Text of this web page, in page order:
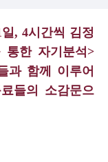
게
게
, 4시간씩 김정
통한 자기분석>
과 함께 이루어
들의 소감문으